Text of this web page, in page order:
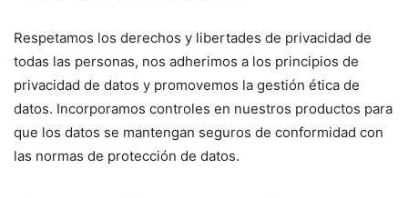
Respetamos los derechos y libertades de privacidad de
todas las personas, nos adherimos a los principios de
privacidad de datos y promovemos la gestión ética de
datos. Incorporamos controles en nuestros productos para
que los datos se mantengan seguros de conformidad con
las normas de protección de datos.